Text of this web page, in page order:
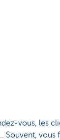
vous, les
Souvent,